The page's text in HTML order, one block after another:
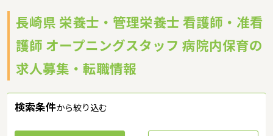
長崎県 栄養士・管理栄養士 看護師・准看
護師 オープニングスタッフ 病院内保育の
求人募集・転職情報
検索条件から絞り込む